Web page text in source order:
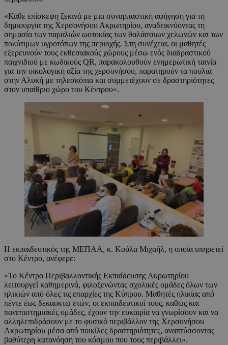
«Κάθε επίσκεψη ξεκινά με μια συναρπαστική αφήγηση για τη
δημιουργία της Χερσονήσου Ακρωτηρίου, αναδεικνύοντας τη
σημασία των παραλιών ωοτοκίας των θαλάσσιων χελωνών και των
πολύτιμων υγροτόπων της περιοχής. Στη συνέχεια, οι μαθητές
εξερευνούν τους εκθεσιακούς χώρους μέσω ενός διαδραστικού
παιχνιδιού με κωδικούς QR, παρακολουθούν ενημερωτική ταινία
για την οικολογική αξία της χερσονήσου, παρατηρούν τα πουλιά
στην Αλυκή με τηλεσκόπια και συμμετέχουν σε δραστηριότητες
στον υπαίθριο χώρο του Κέντρου».
Η εκπαιδευτικός της ΜΕΠΑΑ, κ. Κούλα Μιχαήλ, η οποία υπηρετεί
στο Κέντρο, ανέφερε:
«Το Κέντρο Περιβαλλοντικής Εκπαίδευσης Ακρωτηρίου
λειτουργεί καθημερινά, φιλοξενώντας σχολικές ομάδες όλων των
ηλικιών από όλες τις επαρχίες της Κύπρου. Μαθητές ηλικίας από
πέντε έως δεκαοκτώ ετών, οι εκπαιδευτικοί τους, καθώς και
πανεπιστημιακές ομάδες, έχουν την ευκαιρία να γνωρίσουν και να
αλληλεπιδράσουν με το φυσικό περιβάλλον της Χερσονήσου
Ακρωτηρίου μέσα από ποικίλες δραστηριότητες, αναπτύσσοντας
βαθύτερη κατανόηση του κόσμου που τους περιβάλλει».